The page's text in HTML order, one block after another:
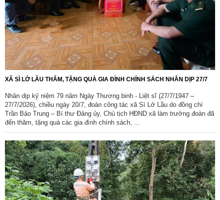
XÃ SÌ LỞ LẦU THĂM, TẶNG QUÀ GIA ĐÌNH CHÍNH SÁCH NHÂN DỊP 27/7
Nhân dịp kỷ niệm 79 năm Ngày Thương binh - Liệt sĩ (27/7/1947 –
27/7/2026), chiều ngày 20/7, đoàn công tác xã Sì Lở Lầu do đồng chí
Trần Bảo Trung – Bí thư Đảng ủy, Chủ tịch HĐND xã làm trưởng đoàn đã
đến thăm, tặng quà các gia đình chính sách, ...